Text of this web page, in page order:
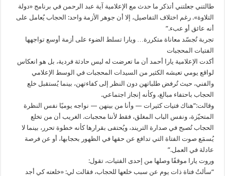
طالتني جعلتني أتذكر ما حدث مع الإعلامية آية عبد الرحمن في برنامج «دولة
التلاوة». رغم اختلاف التفاصيل، إلا أن جوهر الأزمة واحد: الحجاب يُعامل على
أنه عائق أو عبء.”
تجربة تُجسّد معاناة متكررة… ويارا تسلط الضوء على أزمة أوسع تواجهها
الفتيات المحجبات
أكدت الإعلامية يارا أحمد أن ما تعرضت له ليس حادثة فردية، بل هو انعكاس
لواقع يومي تعيشه الكثير من السيدات المحجبات في الوسط الإعلامي
والفني، حيث تُرفض طلباتهن دون النظر إلى كفاءتهن، بينما يُستقبل خلع
الحجاب باحتفاء مبالغ، وكأنه إنجاز اجتماعي.
وقالت:”هناك فتيات كثيرات — وأنا من بينهن — نواجه يوميًا نفس النظرة
المتحيّزة، ونفس الباب المغلق، فقط لأننا محجبات. الغريب أن من تخلع
الحجاب تُصبح في صدارة التريند، ويُحتفى بقرارها كأنه خطوة تحرر، بينما لا
يُسمَع صوت الفتاة التي تدافع عن حقها في الظهور بحجابها، أو عن فرصة
عادلة في العمل.”
وروت يارا موقفًا وصلها من إحدى الفتيات، تقول:
“سألتُ فتاة ذات يوم عن سبب خلعها للحجاب، فقالت لي: «خلعته كي أجد